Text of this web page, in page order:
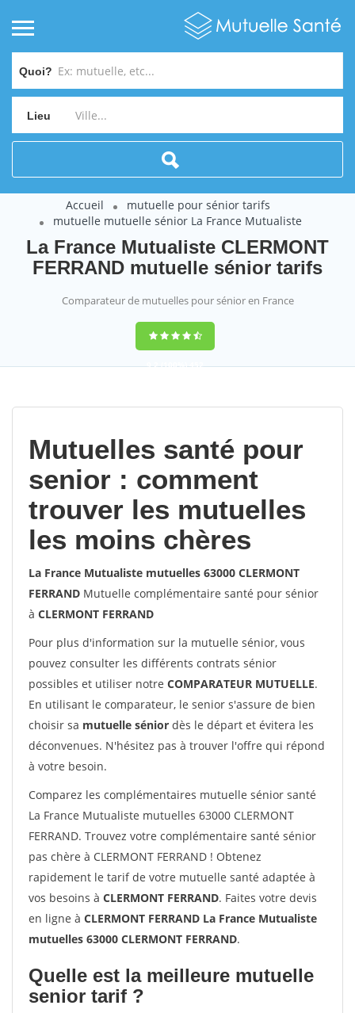
Quoi?
Lieu
Accueil
mutuelle pour sénior tarifs
mutuelle mutuelle sénior La France Mutualiste
La France Mutualiste CLERMONT
FERRAND mutuelle sénior tarifs
Comparateur de mutuelles pour sénior en France
9,2(100%)452
Mutuelles santé pour
senior : comment
trouver les mutuelles
les moins chères
La France Mutualiste mutuelles 63000 CLERMONT
FERRAND Mutuelle complémentaire santé pour sénior
à CLERMONT FERRAND
Pour plus d'information sur la mutuelle sénior, vous
pouvez consulter les différents contrats sénior
possibles et utiliser notre COMPARATEUR MUTUELLE.
En utilisant le comparateur, le senior s'assure de bien
choisir sa mutuelle sénior dès le départ et évitera les
déconvenues. N'hésitez pas à trouver l'offre qui répond
à votre besoin.
Comparez les complémentaires mutuelle sénior santé
La France Mutualiste mutuelles 63000 CLERMONT
FERRAND. Trouvez votre complémentaire santé sénior
pas chère à CLERMONT FERRAND ! Obtenez
rapidement le tarif de votre mutuelle santé adaptée à
vos besoins à CLERMONT FERRAND. Faites votre devis
en ligne à CLERMONT FERRAND La France Mutualiste
mutuelles 63000 CLERMONT FERRAND.
Quelle est la meilleure mutuelle
senior tarif ?